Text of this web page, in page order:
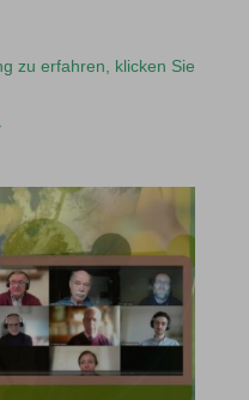
zu erfahren, klicken Sie